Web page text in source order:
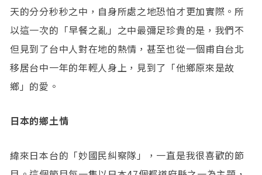
天的分分秒秒之中，自身所處之地恐怕才更加實際。所
以這一次的「早餐之亂」之中最彌足珍貴的是，我們不
但見到了台中人對在地的熱情，甚至也從一個甫自台北
移居台中一年的年輕人身上，見到了「他鄉原來是故
鄉」的愛。
日本的鄉土情
緯來日本台的「妙國民糾察隊」，一直是我很喜歡的節